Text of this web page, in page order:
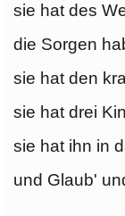
sie hat des
die Sorgen
sie hat den
sie hat drei
sie hat ihn in
und Glaub'